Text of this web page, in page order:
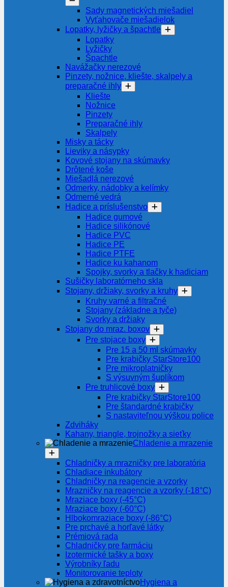
Sady magnetických miešadiel
Vyťahovače miešadielok
Lopatky, lyžičky a špachtle
Lopatky
Lyžičky
Špachtle
Navážačky nerezové
Pinzety, nožnice, kliešte, skalpely a
preparačné ihly
Kliešte
Nožnice
Pinzety
Preparačné ihly
Skalpely
Misky a tácky
Lieviky a násypky
Kovové stojany na skúmavky
Drôtené koše
Miešadlá nerezové
Odmerky, nádobky a kelímky
Odmerné vedrá
Hadice a príslušenstvo
Hadice gumové
Hadice silikónové
Hadice PVC
Hadice PE
Hadice PTFE
Hadice ku kahanom
Spojky, svorky a tlačky k hadiciam
Sušičky laboratórneho skla
Stojany, držiaky, svorky a kruhy
Kruhy varné a filtračné
Stojany (základne a tyče)
Svorky a držiaky
Stojany do mraz. boxov
Pre stojace boxy
Pre 15 a 50 ml skúmavky
Pre krabičky StarStore100
Pre mikroplatničky
S výsuvným šuplíkom
Pre truhlicové boxy
Pre krabičky StarStore100
Pre štandardné krabičky
S nastaviteľnou výškou police
Zdviháky
Kahany, triangle, trojnožky a sieťky
Chladenie a mrazenie
Chladničky a mrazničky pre laboratória
Chladiace inkubátory
Chladničky na reagencie a vzorky
Mrazničky na reagencie a vzorky (-18°C)
Mraziace boxy (-45°C)
Mraziace boxy (-60°C)
Hlbokomraziace boxy (-86°C)
Pre prchavé a horľavé látky
Prémiová rada
Chladničky pre farmáciu
Izotermické tašky a boxy
Výrobníky ľadu
Monitorovanie teploty
Hygiena a